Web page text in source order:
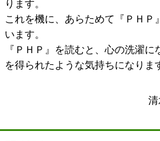
ります。
これを機に、あらためて『ＰＨＰ
います。
『ＰＨＰ』を読むと、心の洗濯
を得られたような気持ちになりま